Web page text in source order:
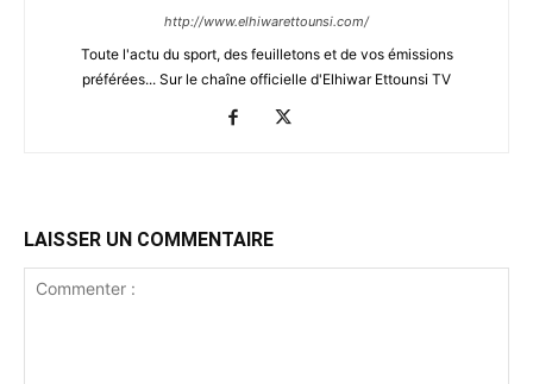
http://www.elhiwarettounsi.com/
Toute l'actu du sport, des feuilletons et de vos émissions
préférées... Sur le chaîne officielle d'Elhiwar Ettounsi TV
LAISSER UN COMMENTAIRE